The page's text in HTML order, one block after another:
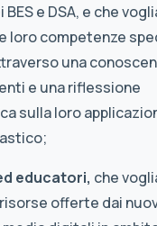
e DSA, e che
loro competenze
una
e una riflessione
sulla loro
educatori, che
offerte dai